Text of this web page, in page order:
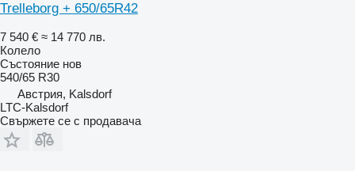
Trelleborg + 650/65R42
7 540 € ≈ 14 770 лв.
Колело
Състояние нов
540/65 R30
Австрия, Kalsdorf
LTC-Kalsdorf
Свържете се с продавача